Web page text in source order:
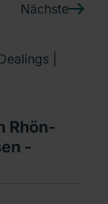
Nächste
|
Rhön-
-